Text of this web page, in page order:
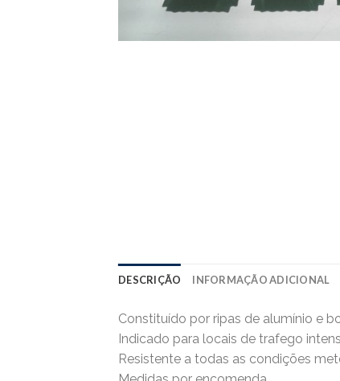
DESCRIÇÃO INFORMAÇÃO ADICIONAL
Constituído por ripas de alumínio e
Indicado para locais de trafego
Resistente a todas as condições